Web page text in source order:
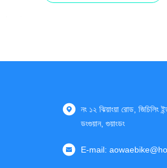
নং ১২ ঝিয়াংয়া রোড, জিচিলিং
ডংগুয়ান, গুয়াংডং
E-mail: